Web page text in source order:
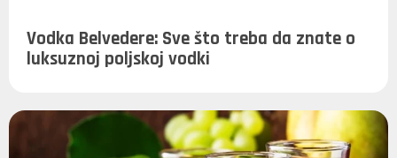
Vodka Belvedere: Sve što treba da znate o
luksuznoj poljskoj vodki